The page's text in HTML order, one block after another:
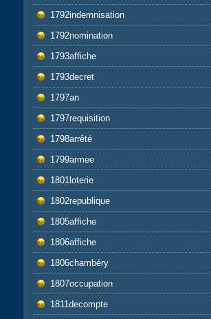
1792indemnisation
1792nomination
1793affiche
1793decret
1797an
1797requisition
1798arrêté
1799armee
1801loterie
1802republique
1805affiche
1806affiche
1806chambéry
1807occupation
1811decompte